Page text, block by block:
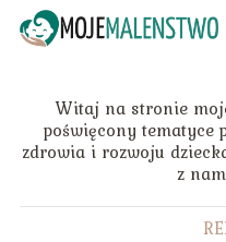
Witaj na stronie
poświęcony tematyce
zdrowia i rozwoju
z